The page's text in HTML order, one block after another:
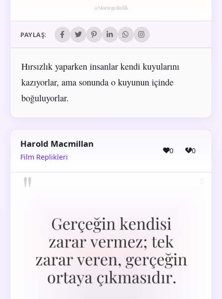
PAYLAŞ:
Hırsızlık yaparken insanlar kendi kuyularını
kazıyorlar, ama sonunda o kuyunun içinde
boğuluyorlar.
Harold Macmillan
Film Replikleri
0 0